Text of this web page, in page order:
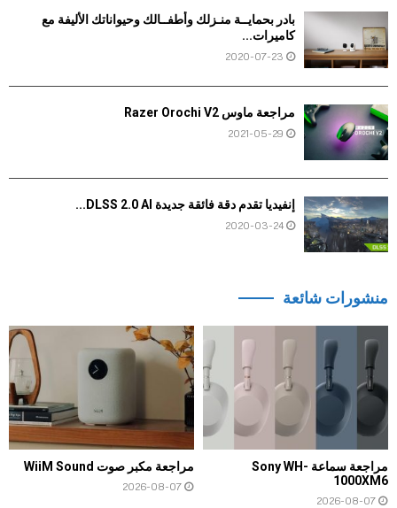
بادر بحمايــة منـزلك وأطفــالك وحيواناتك الأليفة مع
كاميرات...
2020-07-23
مراجعة ماوس Razer Orochi V2
2021-05-29
إنفيديا تقدم دقة فائقة جديدة DLSS 2.0 AI...
2020-03-24
منشورات شائعة
مراجعة سماعة Sony WH-
1000XM6
2026-08-07
مراجعة مكبر صوت WiiM Sound
2026-08-07